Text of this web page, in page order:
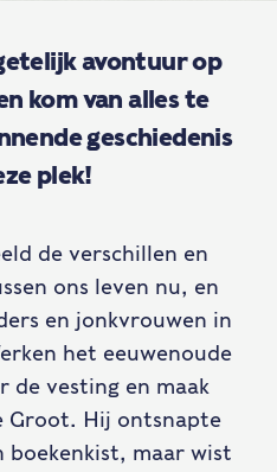
avontuur op
kom van alles te
geschiedenis
plek!
de verschillen en
ons leven nu, en
en jonkvrouwen in
het eeuwenoude
de vesting en maak
Groot. Hij ontsnapte
boekenkist, maar wist